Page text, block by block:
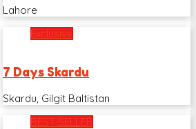
Lahore
Exclusive
7 Days Skardu
Skardu, Gilgit Baltistan
BEST SELLER